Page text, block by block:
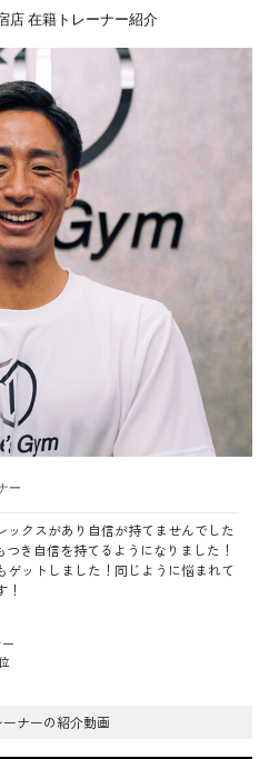
店 在籍トレーナー紹介
ー
ックスがあり自信が持てませんでした
き自信を持てるようになりました！
ゲットしました！同じように悩まれて
ナーの紹介動画